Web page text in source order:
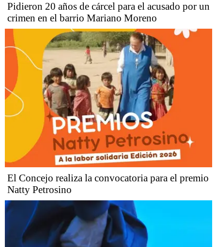
Pidieron 20 años de cárcel para el acusado por un
crimen en el barrio Mariano Moreno
El Concejo realiza la convocatoria para el premio
Natty Petrosino